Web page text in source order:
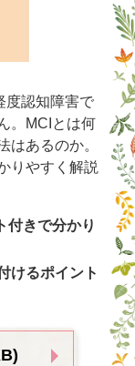
度認知障害で
。MCIとは何
はあるのか。
りやすく解説
付きで分かり
けるポイント